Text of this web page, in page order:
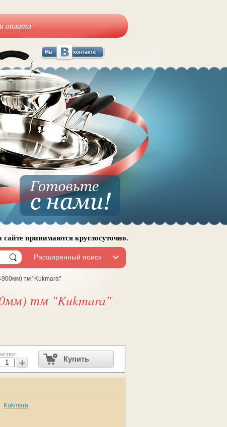
оплата
принимаются круглосуточно.
Расширенный поиск
тм "Kukmara"
тм "Kukmara"
+ Купить
Kukmara